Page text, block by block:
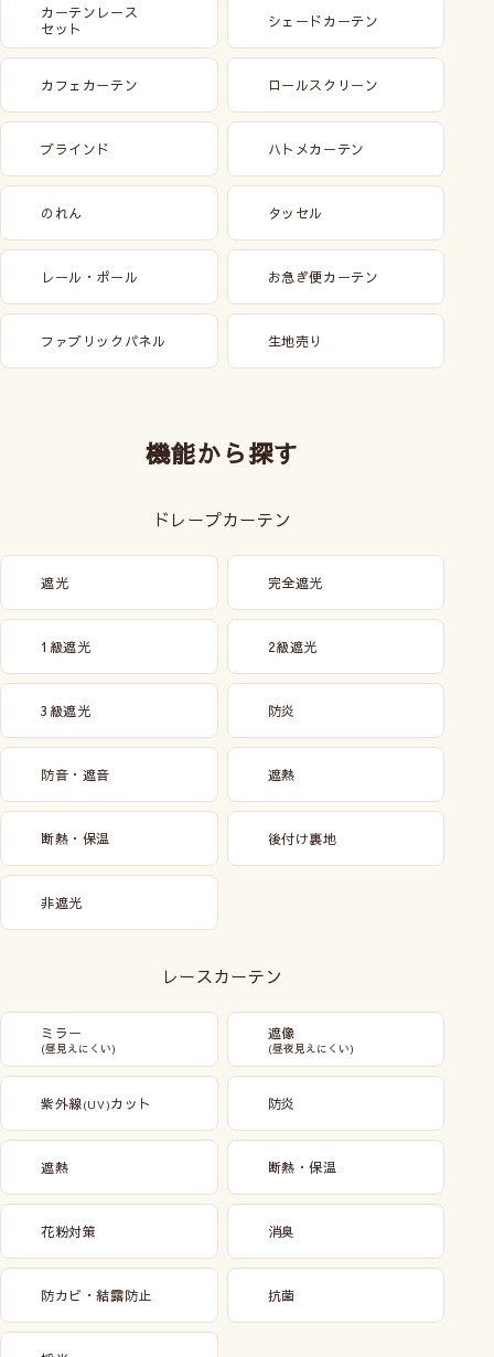
カーテンレース
セット
シェードカーテン
カフェカーテン ロールスクリーン
ブラインド ハトメカーテン
のれん タッセル
レール・ポール お急ぎ便カーテン
ファブリックパネル 生地売り
機能から探す
ドレープカーテン
遮光 完全遮光
1級遮光 2級遮光
3級遮光 防炎
防音・遮音 遮熱
断熱・保温 後付け裏地
非遮光
レースカーテン
ミラー
(昼見えにくい)
遮像
(昼夜見えにくい)
紫外線(UV)カット 防炎
遮熱 断熱・保温
花粉対策 消臭
防カビ・結露防止 抗菌